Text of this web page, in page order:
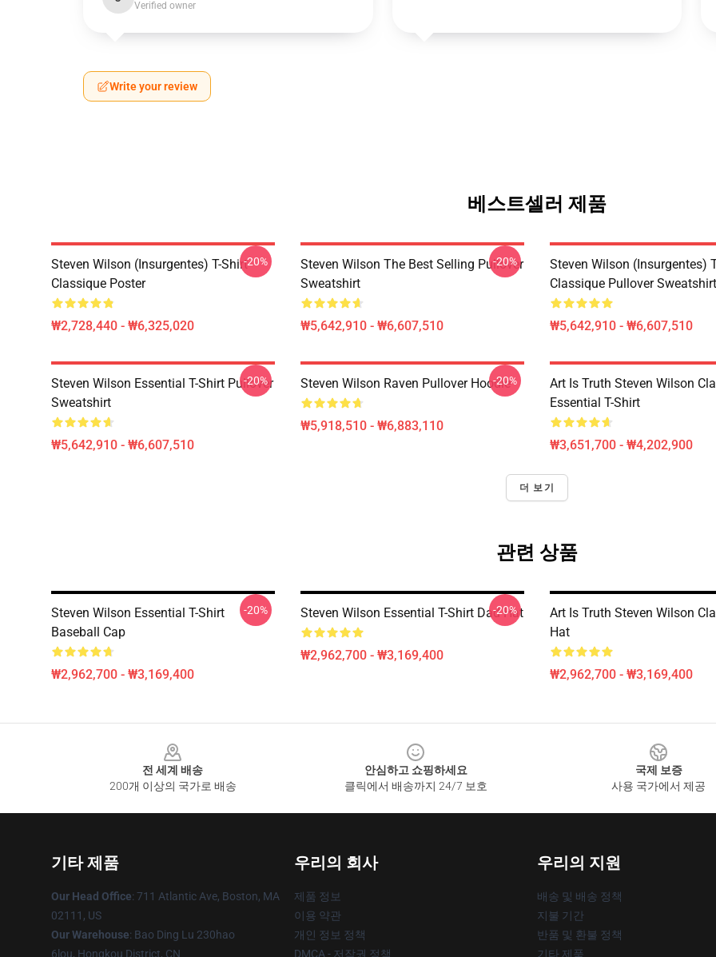
Verified owner
Write your review
베스트셀러 제품
Steven Wilson (insurgentes) T-Shirt
Classique Poster
₩2,728,440 - ₩6,325,020
-20%
Steven Wilson The Best Selling Pullover
Sweatshirt
₩5,642,910 - ₩6,607,510
-20%
Steven Wilson (insurgentes)
Classique Pullover Sweatshirt
₩5,642,910 - ₩6,607,510
Steven Wilson Essential T-Shirt Pullover
Sweatshirt
₩5,642,910 - ₩6,607,510
-20% Steven Wilson Raven Pullover Hoodie
₩5,918,510 - ₩6,883,110
-20%
Art Is Truth Steven Wilson
Essential T-Shirt
₩3,651,700 - ₩4,202,900
더 보기
관련 상품
Steven Wilson Essential T-Shirt
Baseball Cap
₩2,962,700 - ₩3,169,400
-20% Steven Wilson Essential T-Shirt Dad Hat
₩2,962,700 - ₩3,169,400
-20%
Art Is Truth Steven Wilson
Hat
₩2,962,700 - ₩3,169,400
전 세계 배송
200개 이상의 국가로 배송
안심하고 쇼핑하세요
클릭에서 배송까지 24/7 보호
국제 보증
사용 국가에서 제공
기타 제품
Our Head Office: 711 Atlantic Ave, Boston, MA
02111, US
Our Warehouse: Bao Ding Lu 230hao
6lou, Hongkou District, CN
우리의 회사
제품 정보
이용 약관
개인 정보 정책
DMCA - 저작권 정책
우리의 지원
배송 및 배송 정책
지불 기간
반품 및 환불 정책
기타 제품